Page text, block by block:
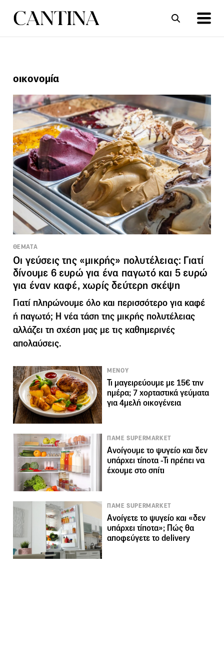
ΣΥΝΤΑΓΕΣ
οικονομία
ΘΕΜΑΤΑ
Οι γεύσεις της «μικρής» πολυτέλειας: Γιατί
δίνουμε 6 ευρώ για ένα παγωτό και 5 ευρώ
για έναν καφέ, χωρίς δεύτερη σκέψη
Γιατί πληρώνουμε όλο και περισσότερο για καφέ
ή παγωτό; Η νέα τάση της μικρής πολυτέλειας
αλλάζει τη σχέση μας με τις καθημερινές
απολαύσεις.
ΜΕΝΟΥ
Τι μαγειρεύουμε με 15€ την
ημέρα; 7 χορταστικά γεύματα
για 4μελή οικογένεια
ΠΑΜΕ SUPERMARKET
Ανοίγουμε το ψυγείο και δεν
υπάρχει τίποτα -Τι πρέπει να
έχουμε στο σπίτι
ΠΑΜΕ SUPERMARKET
Ανοίγετε το ψυγείο και «δεν
υπάρχει τίποτα»; Πώς θα
αποφεύγετε το delivery